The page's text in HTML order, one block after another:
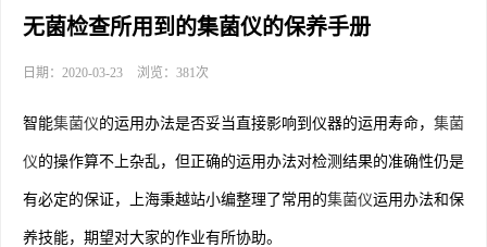
无菌检查所用到的集菌仪的保养手册
日期：2020-03-23 浏览：381次
智能集菌仪的运用办法是否妥当直接影响到仪器的运用寿命， 集菌
仪的操作算不上杂乱，但正确的运用办法对检测结果的准确性仍是
有必定的保证，上海秉越站小编整理了常用的集菌仪运用办法和保
养技能，期望对大家的作业有所协助。